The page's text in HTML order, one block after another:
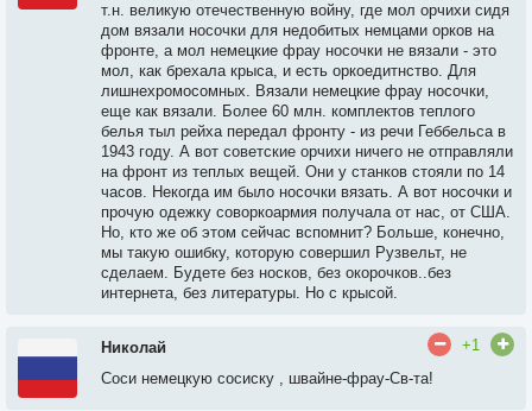
т.н. великую отечественную войну, где мол орчихи сидя
дом вязали носочки для недобитых немцами орков на
фронте, а мол немецкие фрау носочки не вязали - это
мол, как брехала крыса, и есть оркоедитнство. Для
лишнехромосомных. Вязали немецкие фрау носочки,
еще как вязали. Более 60 млн. комплектов теплого
белья тыл рейха передал фронту - из речи Геббельса в
1943 году. А вот советские орчихи ничего не отправляли
на фронт из теплых вещей. Они у станков стояли по 14
часов. Некогда им было носочки вязать. А вот носочки и
прочую одежку соворкоармия получала от нас, от США.
Но, кто же об этом сейчас вспомнит? Больше, конечно,
мы такую ошибку, которую совершил Рузвельт, не
сделаем. Будете без носков, без окорочков..без
интернета, без литературы. Но с крысой.
Николай
+1
Соси немецкую сосиску , швайне-фрау-Св-та!